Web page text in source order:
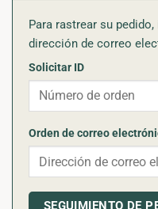
Para rastrear su
dirección de correo
Solicitar ID
Orden de correo
SEGUIMIENTO DE